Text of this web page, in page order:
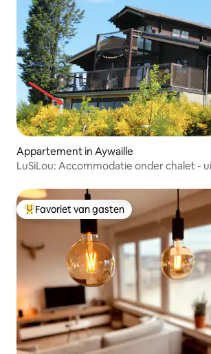
Appartement in Aywaille
LuSiLou: Accommodatie onder chalet -
Topfavoriet van gasten
Favoriet van gasten